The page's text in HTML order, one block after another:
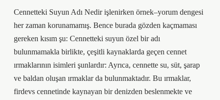
Cennetteki Suyun Adı Nedir işlenirken örnek–yorum dengesi
her zaman korunamamış. Bence burada gözden kaçmaması
gereken kısım şu: Cennetteki suyun özel bir adı
bulunmamakla birlikte, çeşitli kaynaklarda geçen cennet
ırmaklarının isimleri şunlardır: Ayrıca, cennette su, süt, şarap
ve baldan oluşan ırmaklar da bulunmaktadır. Bu ırmaklar,
firdevs cennetinde kaynayan bir denizden beslenmekte ve